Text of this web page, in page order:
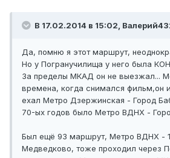
В 17.02.2014 в 15:02,
Да, помню я этот маршрут,
Но у Погранучилища у него была
За пределы МКАД он не выезжал...
времена, когда снимался фильм,он и
ехал Метро Дзержинская - Город
70-ых годов было Метро ВДНХ -
Был ещё 93 маршрут, Метро ВДНХ -
Медведково, тоже проходил через